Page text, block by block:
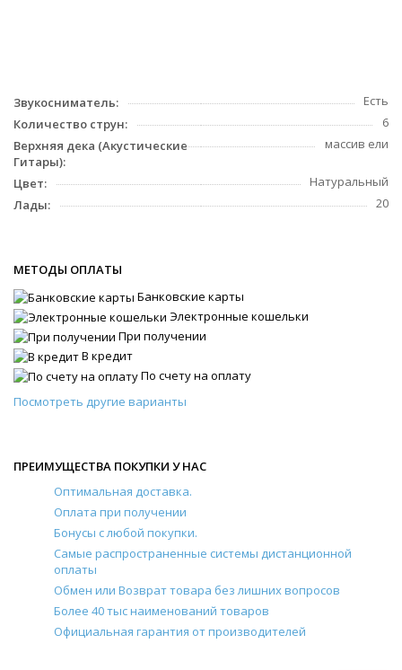
Звукосниматель:
Есть
Количество струн:
6
Верхняя дека (Акустические
Гитары):
массив ели
Цвет:
Натуральный
Лады:
20
МЕТОДЫ ОПЛАТЫ
Банковские карты
Электронные кошельки
При получении
В кредит
По счету на оплату
Посмотреть другие варианты
ПРЕИМУЩЕСТВА ПОКУПКИ У НАС
Оптимальная доставка.
Оплата при получении
Бонусы с любой покупки.
Самые распространенные системы дистанционной
оплаты
Обмен или Возврат товара без лишних вопросов
Более 40 тыс наименований товаров
Официальная гарантия от производителей